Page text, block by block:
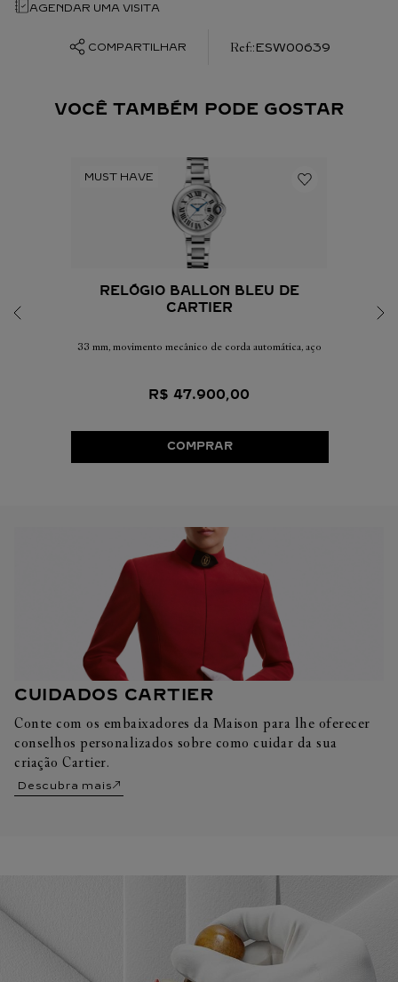
AGENDAR UMA VISITA
COMPARTILHAR :ESW00639
VOCÊ TAMBÉM PODE GOSTAR
RELÓGIO BALLON BLEU DE
CARTIER
33 mm, movimento mecânico de corda automática, aço
R$ 47.900,00
COMPRAR
CUIDADOS CARTIER
Conte com os embaixadores da Maison para lhe oferecer
conselhos personalizados sobre como cuidar da sua
criação Cartier.
Descubra mais